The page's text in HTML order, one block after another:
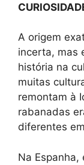
A origem
incerta, mas
história na
muitas
remontam à
rabanadas
diferentes
Na